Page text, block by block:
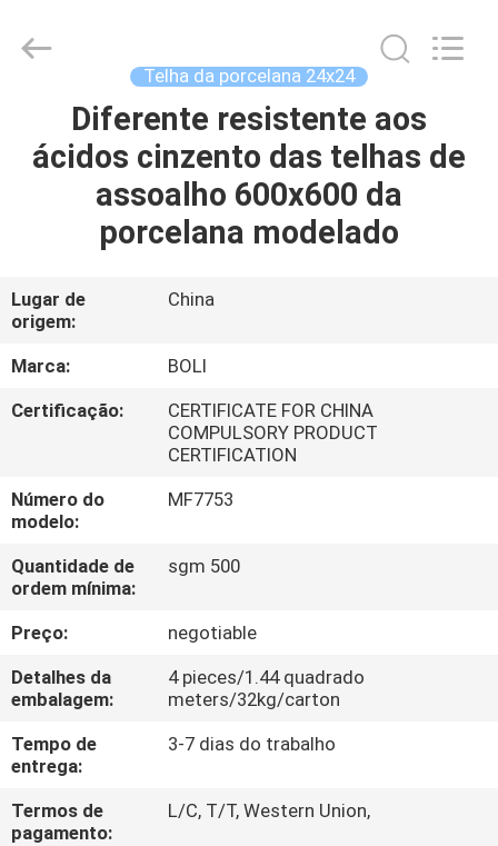
PARA
CASA
PRODUTOS
VÍDEOS
SOBRE
NÓS
À
FÁBRICA
CONTROLE
DE
QUALIDADE
CONTACTE-
NOS
CERAMICS
CO.,LTD..
Telha da porcelana 24x24
Diferente resistente aos
ácidos cinzento das telhas de
assoalho 600x600 da
porcelana modelado
Lugar de
origem:
China
Marca:
BOLI
Certificação:
CERTIFICATE FOR CHINA
COMPULSORY PRODUCT
CERTIFICATION
Número do
modelo:
MF7753
Quantidade de
ordem mínima:
sgm 500
Preço:
negotiable
Detalhes da
embalagem:
4 pieces/1.44 quadrado
meters/32kg/carton
Tempo de
entrega:
3-7 dias do trabalho
Termos de
pagamento:
L/C, T/T, Western Union,